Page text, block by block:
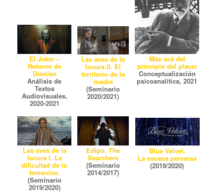
El Joker –
Retorno de
Dioniso
Análisis de
Textos
Audiovisuales,
2020-2021
Las aves de la
locura II. El
territorio de la
madre
(Seminario
2020/2021)
Más acá del
principio del placer
Conceptualización
psicoanalítica, 2021
Las aves de la
locura I. La
dificultad de lo
femenino.
(Seminario
2019/2020)
Edipo. The
Searchers
(Seminario
2014/2017)
Blue Velvet.
La escena perversa
(2019/2020)